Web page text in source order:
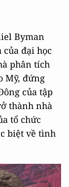
Byman
đại học
phân tích
Mỹ, đứng
của tập
thành nhà
tổ chức
biệt về tình